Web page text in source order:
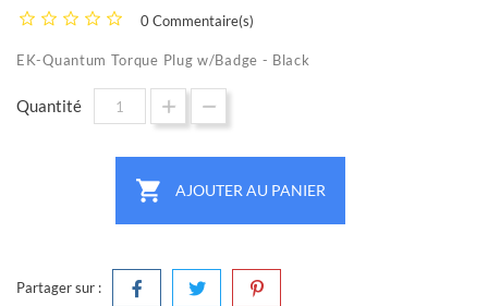
0 Commentaire(s)
EK-Quantum Torque Plug w/Badge - Black
Quantité
 AJOUTER AU PANIER
Partager sur :